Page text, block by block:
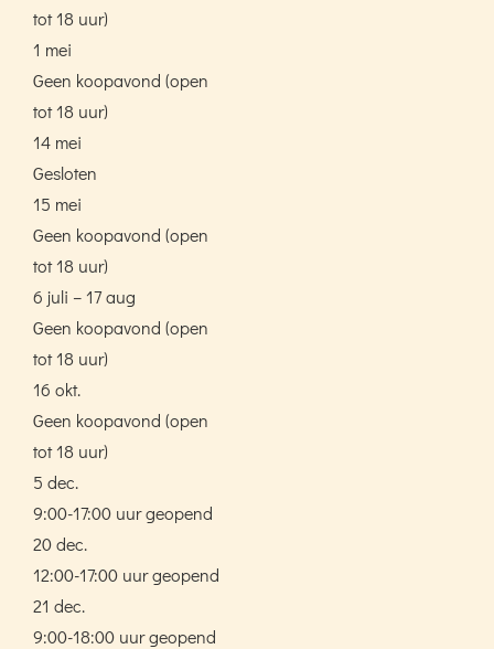
tot 18 uur)
1 mei
Geen koopavond (open
tot 18 uur)
14 mei
Gesloten
15 mei
Geen koopavond (open
tot 18 uur)
6 juli – 17 aug
Geen koopavond (open
tot 18 uur)
16 okt.
Geen koopavond (open
tot 18 uur)
5 dec.
9:00-17:00 uur geopend
20 dec.
12:00-17:00 uur geopend
21 dec.
9:00-18:00 uur geopend